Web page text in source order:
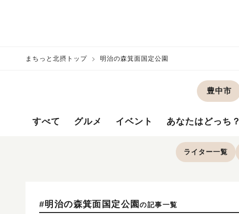
まちっと北摂トップ 明治の森箕面国定公園
豊中市
すべて グルメ イベント あなたはどっち？
ライター一覧
#明治の森箕面国定公園の記事一覧